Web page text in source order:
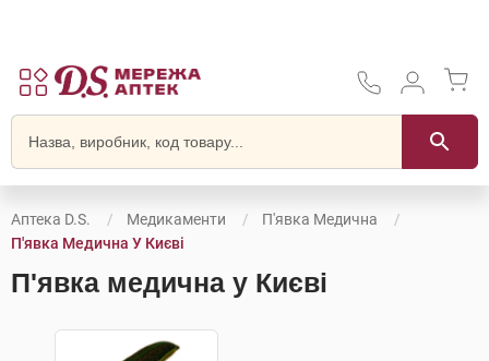
Аптека D.S. Медикаменти
П'явка Медична
П'явка Медична У Києві
П'явка медична у Києві